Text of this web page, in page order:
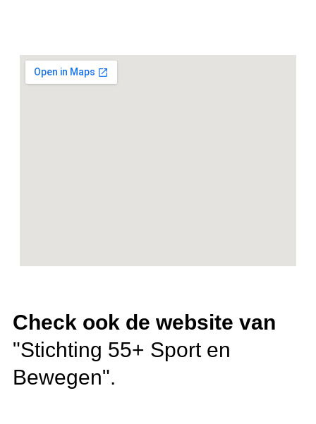
Check ook de website van
"Stichting 55+ Sport en
Bewegen".